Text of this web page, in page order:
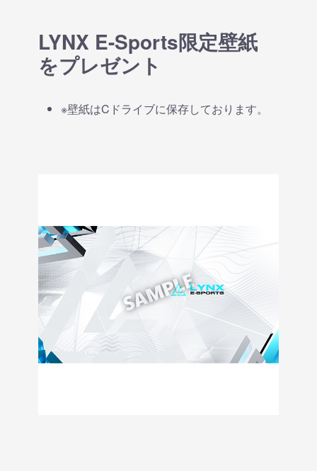
LYNX E-Sports限定壁紙
をプレゼント
※壁紙はCドライブに保存しております。